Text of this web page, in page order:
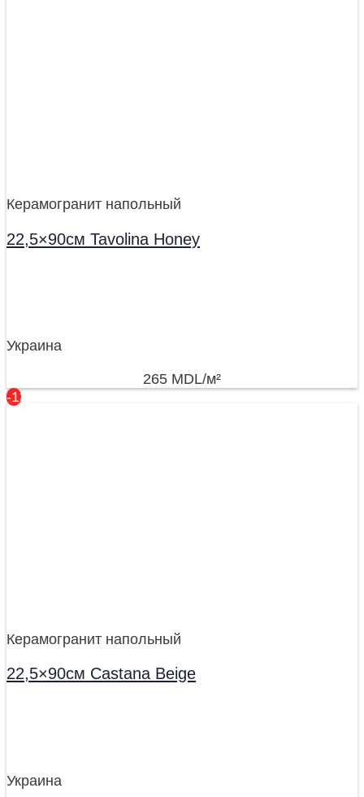
Керамогранит напольный
22,5×90см Tavolina Honey
Украина
265 MDL/м²
-13%
Керамогранит напольный
22,5×90см Castana Beige
Украина